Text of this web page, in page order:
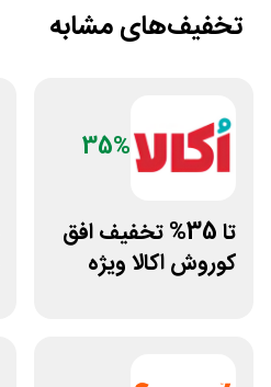
تخفیف‌های مشابه
35%
تا 35% تخفیف افق
کوروش اکالا ویژه